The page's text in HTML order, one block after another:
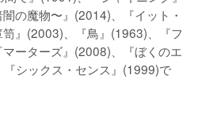
の魔物〜』(2014)、『イット・
』(2003)、『鳥』(1963)、『フ
ーターズ』(2008)、『ぼくのエ
シックス・センス』(1999)で